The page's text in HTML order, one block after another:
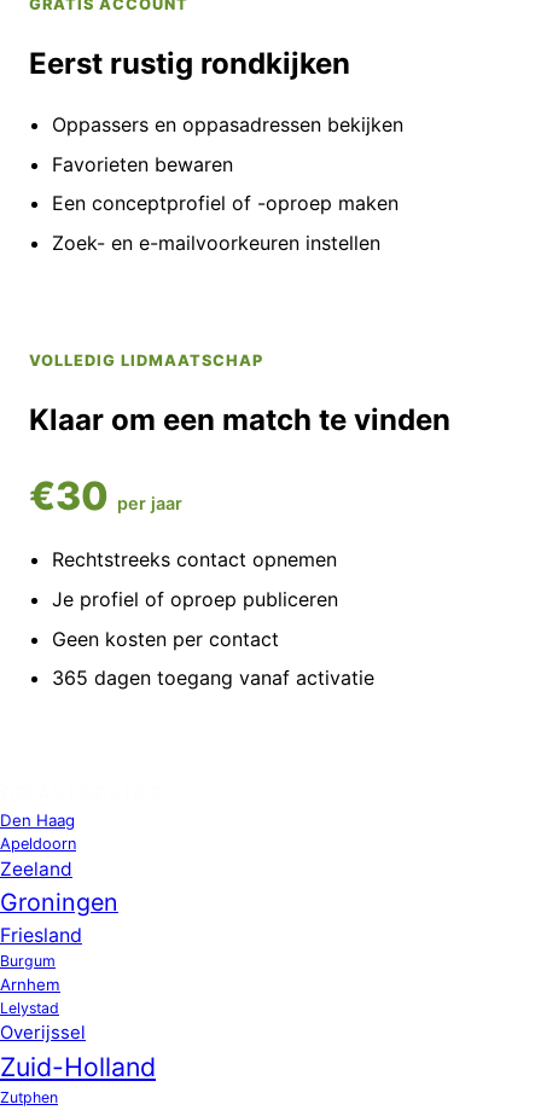
GRATIS ACCOUNT
Eerst rustig rondkijken
Oppassers en oppasadressen bekijken
Favorieten bewaren
Een conceptprofiel of -oproep maken
Zoek- en e-mailvoorkeuren instellen
VOLLEDIG LIDMAATSCHAP
Klaar om een match te vinden
€30 per jaar
Rechtstreeks contact opnemen
Je profiel of oproep publiceren
Geen kosten per contact
365 dagen toegang vanaf activatie
Den Haag
Apeldoorn
Zeeland
Groningen
Friesland
Burgum
Arnhem
Lelystad
Overijssel
Zuid-Holland
Zutphen